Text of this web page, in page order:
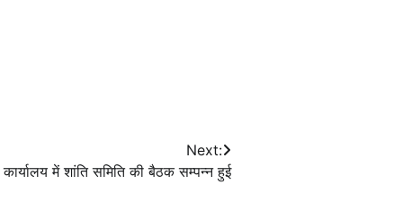
Next:
में शांति समिति की बैठक सम्पन्न हुई